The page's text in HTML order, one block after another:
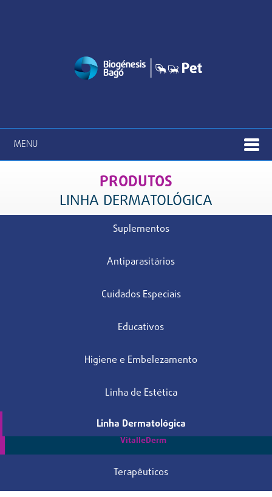
MENU
PRODUTOS
LINHA DERMATOLÓGICA
Suplementos
Antiparasitários
Cuidados Especiais
Educativos
Higiene e Embelezamento
Linha de Estética
Linha Dermatológica
VitalleDerm
Terapêuticos